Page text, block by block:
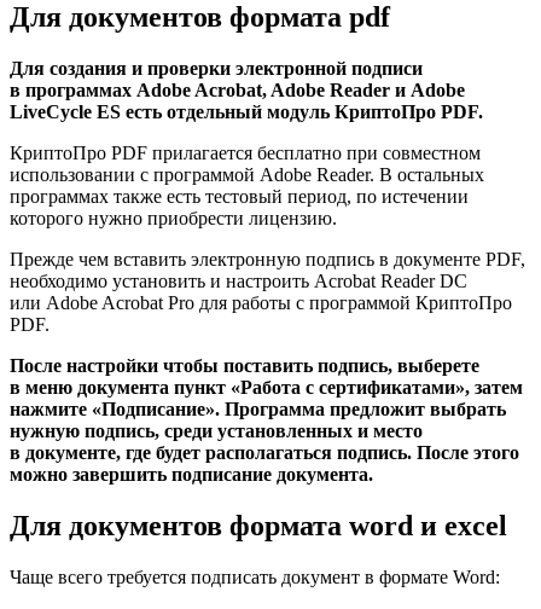
Для документов формата pdf
Для создания и проверки электронной подписи
в программах Adobe Acrobat, Adobe Reader и Adobe
LiveCycle ES есть отдельный модуль КриптоПро PDF.
КриптоПро PDF прилагается бесплатно при совместном
использовании с программой Adobe Reader. В остальных
программах также есть тестовый период, по истечении
которого нужно приобрести лицензию.
Прежде чем вставить электронную подпись в документе PDF,
необходимо установить и настроить Acrobat Reader DC
или Adobe Acrobat Pro для работы с программой КриптоПро
PDF.
После настройки чтобы поставить подпись, выберете
в меню документа пункт «Работа с сертификатами», затем
нажмите «Подписание». Программа предложит выбрать
нужную подпись, среди установленных и место
в документе, где будет располагаться подпись. После этого
можно завершить подписание документа.
Для документов формата word и excel
Чаще всего требуется подписать документ в формате Word: